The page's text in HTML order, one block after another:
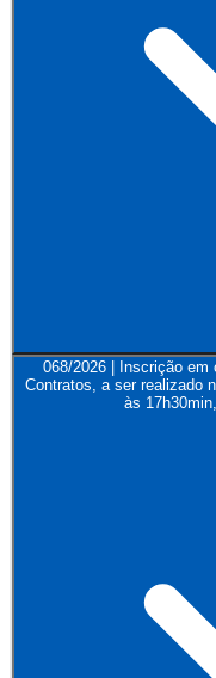
068/2026 | Inscrição
Contratos, a ser realizado
às